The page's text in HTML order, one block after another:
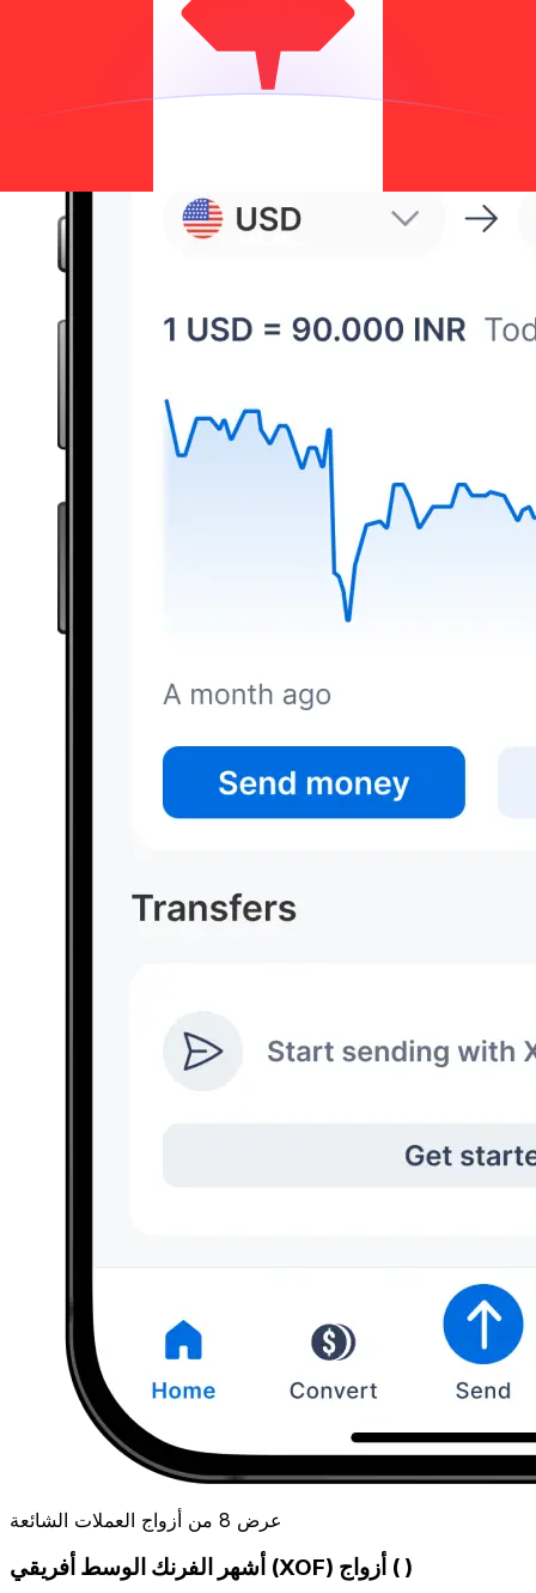
عرض 8 من أزواج العملات الشائعة
أشهر الفرنك الوسط أفريقي (XOF) أزواج ( )